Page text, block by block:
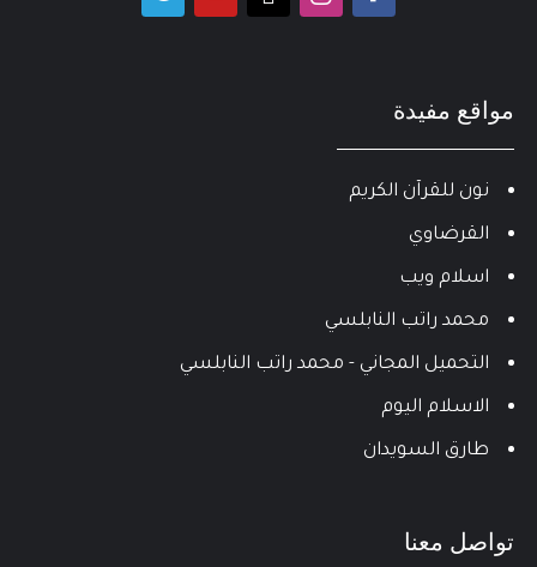
مواقع مفيدة
نون للقرآن الكريم
القرضاوي
اسلام ويب
محمد راتب النابلسي
التحميل المجاني - محمد راتب النابلسي
الاسلام اليوم
طارق السويدان
تواصل معنا